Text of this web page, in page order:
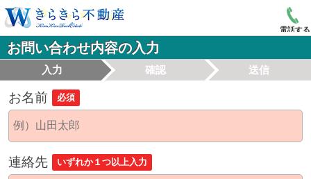
電話する
お問い合わせ内容の入力
入力 確認 送信
お名前 必須
連絡先 いずれか１つ以上入力